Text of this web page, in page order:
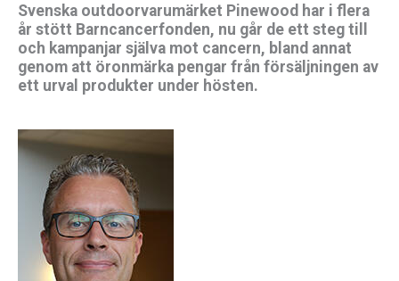
Svenska outdoorvarumärket Pinewood har i flera
år stött Barncancerfonden, nu går de ett steg till
och kampanjar själva mot cancern, bland annat
genom att öronmärka pengar från försäljningen av
ett urval produkter under hösten.